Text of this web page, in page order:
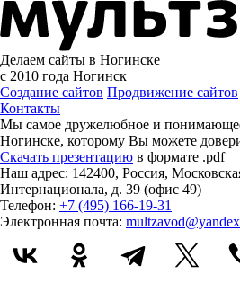
Делаем сайты в Ногинске
с 2010 года Ногинск
Создание сайтов Продвижение сайтов
Контакты
Мы самое дружелюбное и
Ногинске, которому Вы можете
Скачать презентацию в формате .pdf
Наш адрес: 142400, Россия,
Интернационала, д. 39 (офис 49)
Телефон: +7 (495) 166-19-31
Электронная почта: